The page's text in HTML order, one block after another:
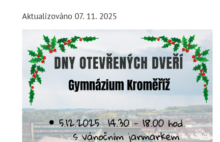
Aktualizováno 07. 11. 2025